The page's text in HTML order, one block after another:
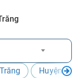
Huyện Kế